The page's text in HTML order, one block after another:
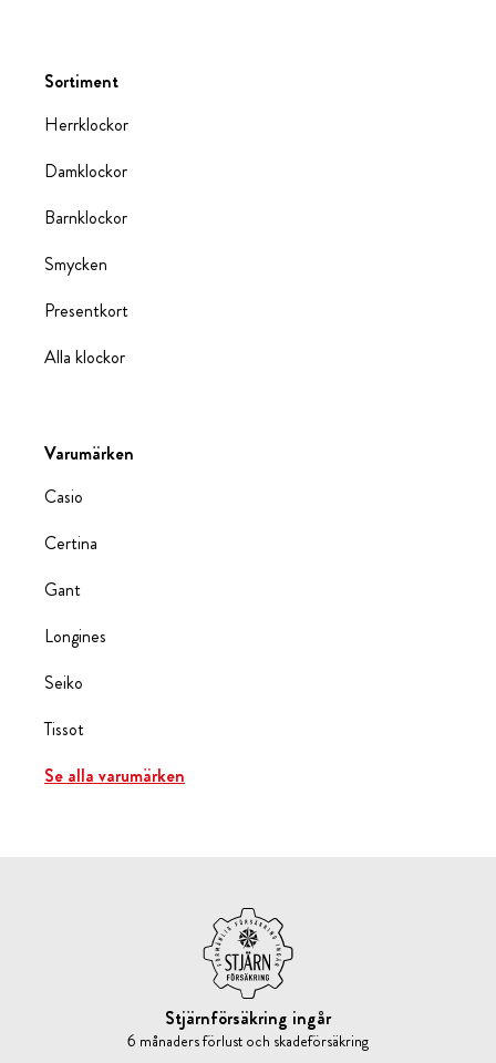
Sortiment
Herrklockor
Damklockor
Barnklockor
Smycken
Presentkort
Alla klockor
Varumärken
Casio
Certina
Gant
Longines
Seiko
Tissot
Se alla varumärken
Stjärnförsäkring ingår
6 månaders förlust och skadeförsäkring